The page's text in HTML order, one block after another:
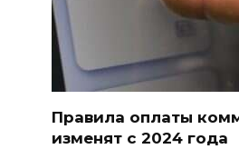
Правила оплаты
изменят с 2024 года